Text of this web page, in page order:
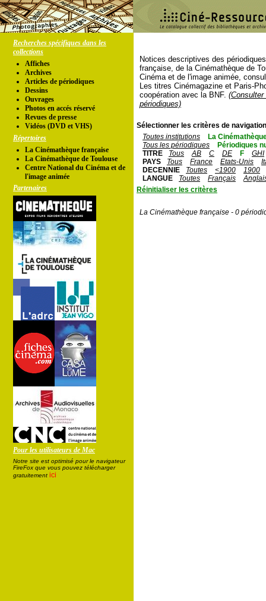
Recherches spécifiques dans les
collections
Affiches
Archives
Articles de périodiques
Dessins
Ouvrages
Photos en accés réservé
Revues de presse
Vidéos (DVD et VHS)
Répertoires
La Cinémathèque française
La Cinémathèque de Toulouse
Centre National du Cinéma et de
l'image animée
Partenaires
Pour les utilisateurs de Mac
Notre site est optimisé pour le navigateur
FireFox que vous pouvez télécharger
gratuitement ici
Notices descriptives des
française, de la Cinémathèque de
Cinéma et de l'image animée,
Les titres Cinémagazine et Paris-
coopération avec la BNF.
périodiques)
Sélectionner les critères de
Toutes institutions
La
Tous les périodiques
Périodiques
TITRE
Tous AB C DE F
GHI
PAYS
Tous France Etats-Unis
DECENNIE
Toutes <1900
1900
LANGUE
Toutes Français
Réinitialiser les critères
La Cinémathèque française - 0